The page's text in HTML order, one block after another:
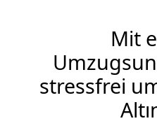
Mit
stressfrei